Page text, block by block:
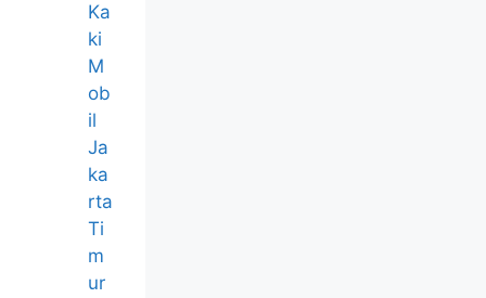
Ka
ki
M
ob
il
Ja
ka
rta
Ti
m
ur